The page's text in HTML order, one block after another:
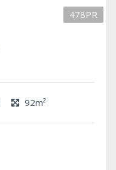
478PR
92m²